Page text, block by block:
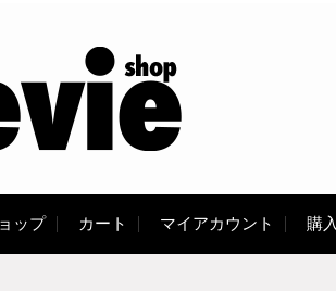
ップ カート マイアカウント 購